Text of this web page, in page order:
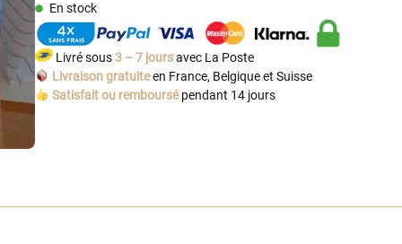
En stock
Livré sous3 – 7 joursavec La Poste
Livraison gratuiteen France, Belgique et Suisse
Satisfait ou remboursépendant 14 jours